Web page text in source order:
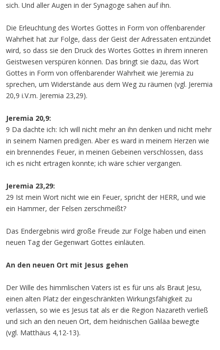
sich. Und aller Augen in der Synagoge sahen auf ihn.
Die Erleuchtung des Wortes Gottes in Form von offenbarender
Wahrheit hat zur Folge, dass der Geist der Adressaten entzündet
wird, so dass sie den Druck des Wortes Gottes in ihrem inneren
Geistwesen verspüren können. Das bringt sie dazu, das Wort
Gottes in Form von offenbarender Wahrheit wie Jeremia zu
sprechen, um Widerstände aus dem Weg zu räumen (vgl. Jeremia
20,9 i.V.m. Jeremia 23,29).
Jeremia 20,9:
9 Da dachte ich: Ich will nicht mehr an ihn denken und nicht mehr
in seinem Namen predigen. Aber es ward in meinem Herzen wie
ein brennendes Feuer, in meinen Gebeinen verschlossen, dass
ich es nicht ertragen konnte; ich wäre schier vergangen.
Jeremia 23,29:
29 Ist mein Wort nicht wie ein Feuer, spricht der HERR, und wie
ein Hammer, der Felsen zerschmeißt?
Das Endergebnis wird große Freude zur Folge haben und einen
neuen Tag der Gegenwart Gottes einläuten.
An den neuen Ort mit Jesus gehen
Der Wille des himmlischen Vaters ist es für uns als Braut Jesu,
einen alten Platz der eingeschränkten Wirkungsfähigkeit zu
verlassen, so wie es Jesus tat als er die Region Nazareth verließ
und sich an den neuen Ort, dem heidnischen Galiläa bewegte
(vgl. Matthäus 4,12-13).